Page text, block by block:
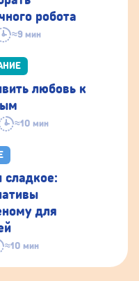
≈9 мин
робота
≈10 мин
любовь к
≈10 мин
сладкое:
для